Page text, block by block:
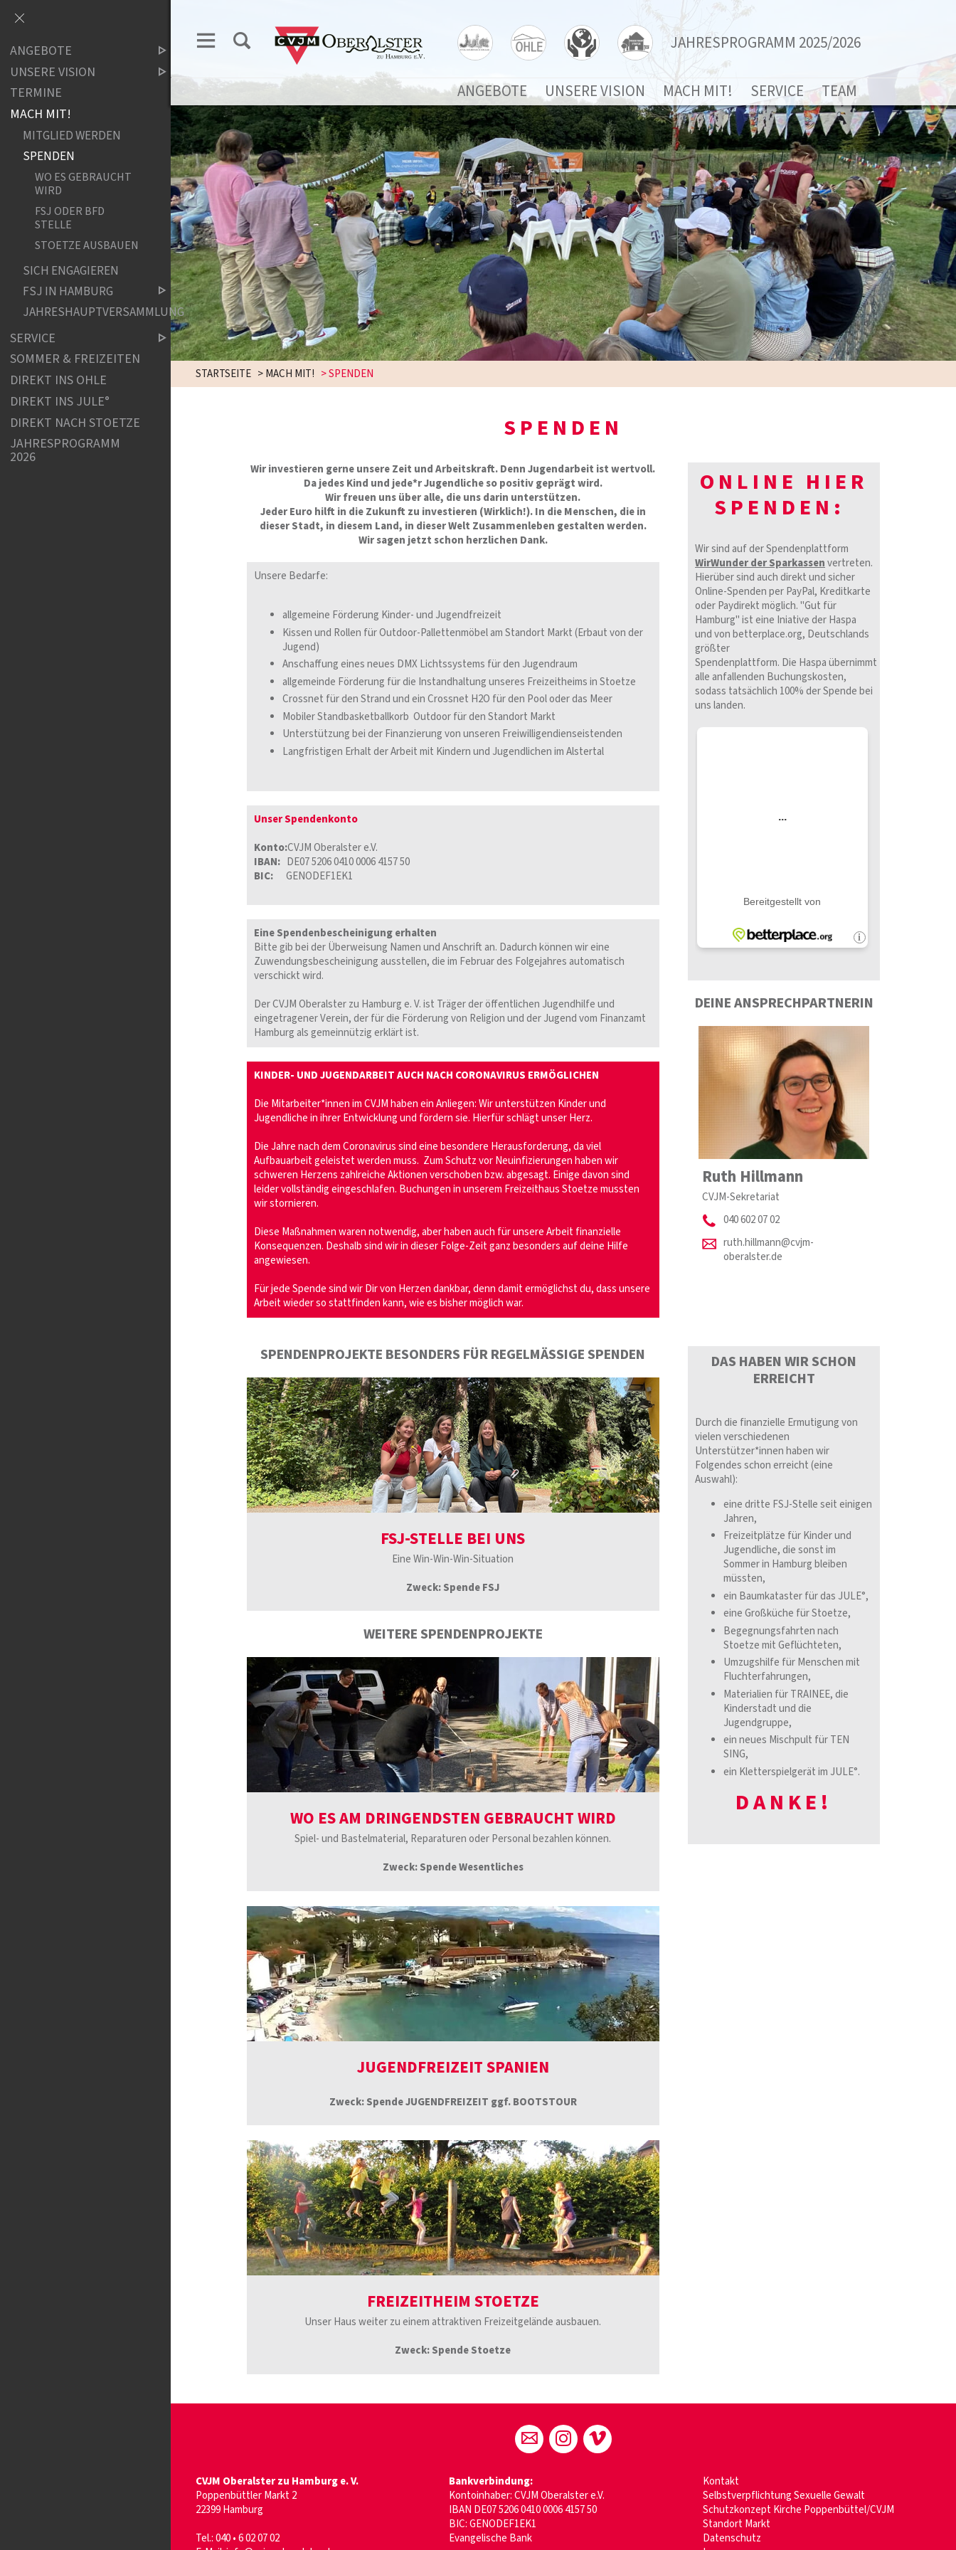
JAHRESPROGRAMM 2025/2026
ANGEBOTE UNSERE VISION MACH MIT! SERVICE TEAM
STARTSEITE >MACH MIT! >SPENDEN
SPENDEN
Wir investieren gerne unsere Zeit und Arbeitskraft. Denn Jugendarbeit ist wertvoll.
Da jedes Kind und jede*r Jugendliche so positiv geprägt wird.
Wir freuen uns über alle, die uns darin unterstützen.
Jeder Euro hilft in die Zukunft zu investieren (Wirklich!). In die Menschen, die in
dieser Stadt, in diesem Land, in dieser Welt Zusammenleben gestalten werden.
Wir sagen jetzt schon herzlichen Dank.
Unsere Bedarfe:
allgemeine Förderung Kinder- und Jugendfreizeit
Kissen und Rollen für Outdoor-Pallettenmöbel am Standort Markt (Erbaut von der
Jugend)
Anschaffung eines neues DMX Lichtssystems für den Jugendraum
allgemeinde Förderung für die Instandhaltung unseres Freizeitheims in Stoetze
Crossnet für den Strand und ein Crossnet H2O für den Pool oder das Meer
Mobiler Standbasketballkorb Outdoor für den Standort Markt
Unterstützung bei der Finanzierung von unseren Freiwilligendienseistenden
Langfristigen Erhalt der Arbeit mit Kindern und Jugendlichen im Alstertal
Unser Spendenkonto
Konto:CVJM Oberalster e.V.
IBAN: DE07 5206 0410 0006 4157 50
BIC: GENODEF1EK1
Eine Spendenbescheinigung erhalten
Bitte gib bei der Überweisung Namen und Anschrift an. Dadurch können wir eine
Zuwendungsbescheinigung ausstellen, die im Februar des Folgejahres automatisch
verschickt wird.
Der CVJM Oberalster zu Hamburg e. V. ist Träger der öffentlichen Jugendhilfe und
eingetragener Verein, der für die Förderung von Religion und der Jugend vom Finanzamt
Hamburg als gemeinnützig erklärt ist.
KINDER- UND JUGENDARBEIT AUCH NACH CORONAVIRUS ERMÖGLICHEN
Die Mitarbeiter*innen im CVJM haben ein Anliegen: Wir unterstützen Kinder und
Jugendliche in ihrer Entwicklung und fördern sie. Hierfür schlägt unser Herz.
Die Jahre nach dem Coronavirus sind eine besondere Herausforderung, da viel
Aufbauarbeit geleistet werden muss. Zum Schutz vor Neuinfizierungen haben wir
schweren Herzens zahlreiche Aktionen verschoben bzw. abgesagt. Einige davon sind
leider vollständig eingeschlafen. Buchungen in unserem Freizeithaus Stoetze mussten
wir stornieren.
Diese Maßnahmen waren notwendig, aber haben auch für unsere Arbeit finanzielle
Konsequenzen. Deshalb sind wir in dieser Folge-Zeit ganz besonders auf deine Hilfe
angewiesen.
Für jede Spende sind wir Dir von Herzen dankbar, denn damit ermöglichst du, dass unsere
Arbeit wieder so stattfinden kann, wie es bisher möglich war.
ONLINE HIER
SPENDEN:
Wir sind auf der Spendenplattform
WirWunder der Sparkassenvertreten.
Hierüber sind auch direkt und sicher
Online-Spenden per PayPal, Kreditkarte
oder Paydirekt möglich. "Gut für
Hamburg" ist eine Iniative der Haspa
und von betterplace.org, Deutschlands
größter
Spendenplattform. Die Haspa übernimmt
alle anfallenden Buchungskosten,
sodass tatsächlich 100% der Spende bei
uns landen.
DEINE ANSPRECHPARTNERIN
Ruth Hillmann
CVJM-Sekretariat
040 602 07 02
ruth.hillmann@cvjm-
oberalster.de
SPENDENPROJEKTE BESONDERS FÜR REGELMÄSSIGE SPENDEN
FSJ-STELLE BEI UNS
Eine Win-Win-Win-Situation
Zweck: Spende FSJ
WEITERE SPENDENPROJEKTE
WO ES AM DRINGENDSTEN GEBRAUCHT WIRD
Spiel- und Bastelmaterial, Reparaturen oder Personal bezahlen können.
Zweck: Spende Wesentliches
JUGENDFREIZEIT SPANIEN
Zweck: Spende JUGENDFREIZEIT ggf. BOOTSTOUR
FREIZEITHEIM STOETZE
Unser Haus weiter zu einem attraktiven Freizeitgelände ausbauen.
Zweck: Spende Stoetze
DAS HABEN WIR SCHON
ERREICHT
Durch die finanzielle Ermutigung von
vielen verschiedenen
Unterstützer*innen haben wir
Folgendes schon erreicht (eine
Auswahl):
eine dritte FSJ-Stelle seit einigen
Jahren,
Freizeitplätze für Kinder und
Jugendliche, die sonst im
Sommer in Hamburg bleiben
müssten,
ein Baumkataster für das JULE°,
eine Großküche für Stoetze,
Begegnungsfahrten nach
Stoetze mit Geflüchteten,
Umzugshilfe für Menschen mit
Fluchterfahrungen,
Materialien für TRAINEE, die
Kinderstadt und die
Jugendgruppe,
ein neues Mischpult für TEN
SING,
ein Kletterspielgerät im JULE°.
DANKE!
CVJM Oberalster zu Hamburg e. V.
Poppenbüttler Markt 2
22399 Hamburg
Tel.: 040 • 6 02 07 02
Bankverbindung:
Kontoinhaber: CVJM Oberalster e.V.
IBAN DE07 5206 0410 0006 4157 50
BIC: GENODEF1EK1
Evangelische Bank
Kontakt
Selbstverpflichtung Sexuelle Gewalt
Schutzkonzept Kirche Poppenbüttel/CVJM
Standort Markt
Datenschutz
ANGEBOTE
UNSERE VISION
TERMINE
MACH MIT!
MITGLIED WERDEN
SPENDEN
WO ES GEBRAUCHT
WIRD
FSJ ODER BFD
STELLE
STOETZE AUSBAUEN
SICH ENGAGIEREN
FSJ IN HAMBURG
JAHRESHAUPTVERSAMMLUNG
SERVICE
SOMMER & FREIZEITEN
DIREKT INS OHLE
DIREKT INS JULE°
DIREKT NACH STOETZE
JAHRESPROGRAMM
2026